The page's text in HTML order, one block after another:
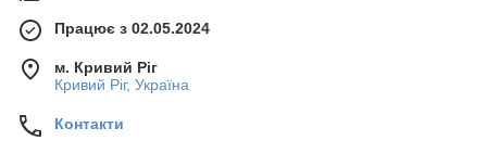
Працює з 02.05.2024
м. Кривий Ріг
Кривий Ріг, Україна
Контакти